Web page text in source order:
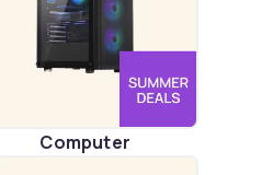
Computer